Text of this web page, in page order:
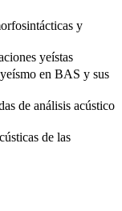
y
yeístas
en BAS y sus
de análisis acústico
de las